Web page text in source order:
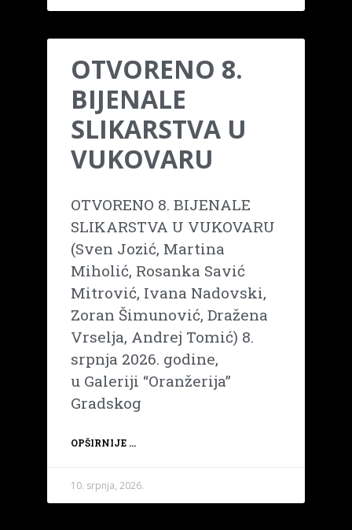
OTVORENO 8.
BIJENALE
SLIKARSTVA U
VUKOVARU
OTVORENO 8. BIJENALE
SLIKARSTVA U VUKOVARU
(Sven Jozić, Martina
Miholić, Rosanka Savić
Mitrović, Ivana Nadovski,
Zoran Šimunović, Dražena
Vrselja, Andrej Tomić) 8.
srpnja 2026. godine,
u Galeriji “Oranžerija”
Gradskog
OPŠIRNIJE ...
10. srpnja, 2026.